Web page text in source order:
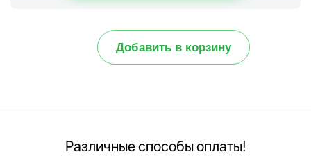
Добавить в корзину
Различные способы оплаты!